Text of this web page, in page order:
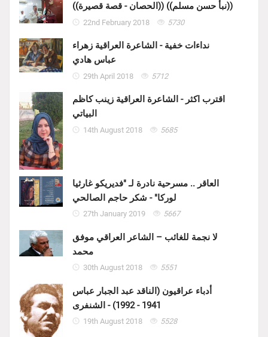
((الحصان - قصة قصيرة)) ((نبأ حسن مسلم))
22nd February 2018 5730
نداءات خفية - الشاعرة العراقية زهراء
عباس هادي
29th April 2018 5712
اقترب اكثر - الشاعرة العراقية زينب كاظم
البياتي
14th August 2018 5685
العاقر .. مسرحية نادرة لـ "فديريكو غارثيا
لوركا" - شكر حاجم الصالحي
27th January 2019 5667
لا نجمة للغائب – الشاعر العراقي موفق
محمد
30th August 2018 5551
أدباء عراقيون (الناقد عبد الجبار عباس
1941 - 1992) - الشنفرى
19th August 2018 5528